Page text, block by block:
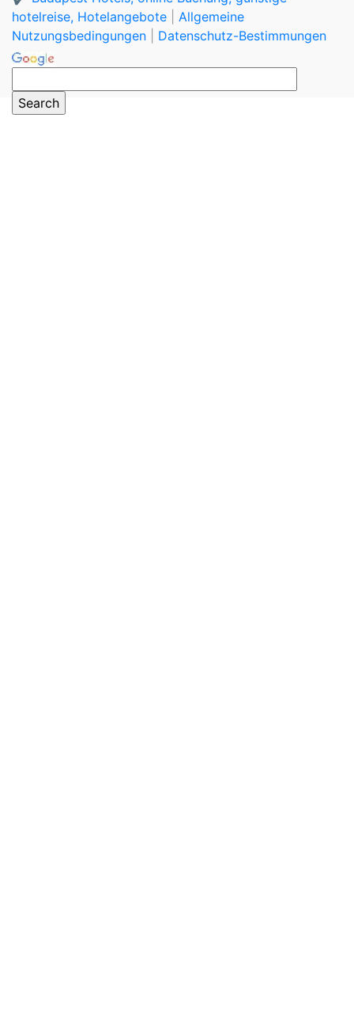
hotelreise, Hotelangebote
Allgemeine
Nutzungsbedingungen
Datenschutz-Bestimmungen